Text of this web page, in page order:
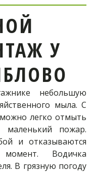
У
небольшую
мыла. С
легко отмыть
пожар.
и отказываются
Водичка
В грязную погоду